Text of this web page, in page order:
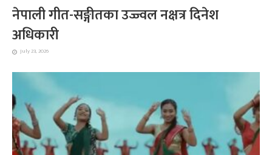
नेपाली गीत-सङ्गीतका उज्ज्वल नक्षत्र दिनेश
अधिकारी
July 23, 2026